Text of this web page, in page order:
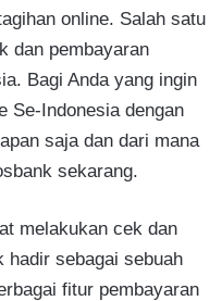
online. Salah satu
dan pembayaran
Bagi Anda yang ingin
Se-Indonesia dengan
saja dan dari mana
sekarang.
melakukan cek dan
hadir sebagai sebuah
fitur pembayaran